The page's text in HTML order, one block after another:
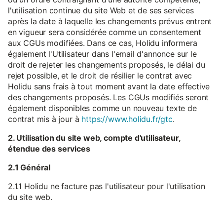
l'utilisation continue du site Web et de ses services
après la date à laquelle les changements prévus entrent
en vigueur sera considérée comme un consentement
aux CGUs modifiées. Dans ce cas, Holidu informera
également l'Utilisateur dans l'email d'annonce sur le
droit de rejeter les changements proposés, le délai du
rejet possible, et le droit de résilier le contrat avec
Holidu sans frais à tout moment avant la date effective
des changements proposés. Les CGUs modifiés seront
également disponibles comme un nouveau texte de
contrat mis à jour à https://www.holidu.fr/gtc.
2. Utilisation du site web, compte d'utilisateur,
étendue des services
2.1 Général
2.1.1 Holidu ne facture pas l'utilisateur pour l'utilisation
du site web.